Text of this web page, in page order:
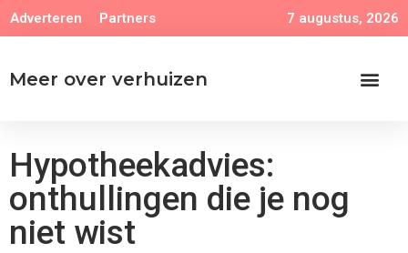
Adverteren Partners 7 augustus, 2026
Meer over verhuizen
Hypotheekadvies:
onthullingen die je nog
niet wist